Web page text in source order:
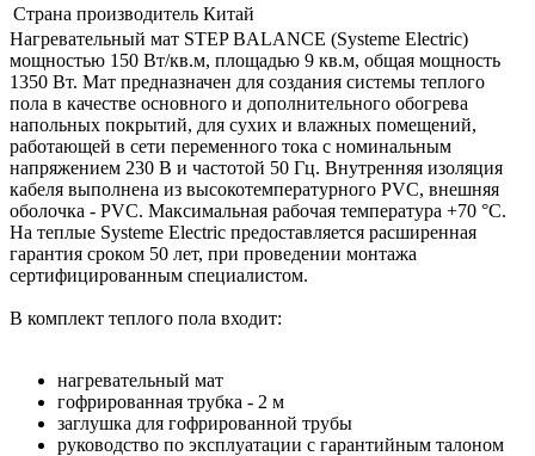
Страна производитель Китай
Нагревательный мат STEP BALANCE (Systeme Electric)
мощностью 150 Вт/кв.м, площадью 9 кв.м, общая мощность
1350 Вт. Мат предназначен для создания системы теплого
пола в качестве основного и дополнительного обогрева
напольных покрытий, для сухих и влажных помещений,
работающей в сети переменного тока с номинальным
напряжением 230 В и частотой 50 Гц. Внутренняя изоляция
кабеля выполнена из высокотемпературного PVC, внешняя
оболочка - PVC. Максимальная рабочая температура +70 °C.
На теплые Systeme Electric предоставляется расширенная
гарантия сроком 50 лет, при проведении монтажа
сертифицированным специалистом.
В комплект теплого пола входит:
нагревательный мат
гофрированная трубка - 2 м
заглушка для гофрированной трубы
руководство по эксплуатации с гарантийным талоном